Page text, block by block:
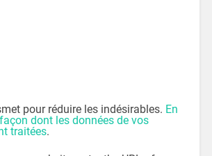
pour réduire les indésirables. En
dont les données de vos
traitées.